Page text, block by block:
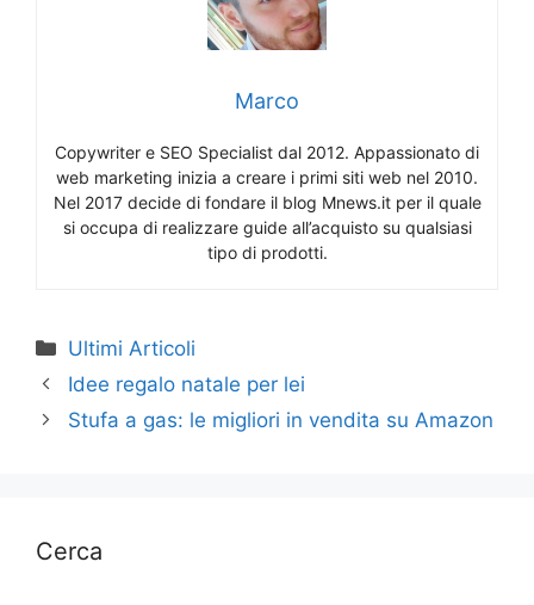
Marco
Copywriter e SEO Specialist dal 2012. Appassionato di
web marketing inizia a creare i primi siti web nel 2010.
Nel 2017 decide di fondare il blog Mnews.it per il quale
si occupa di realizzare guide all’acquisto su qualsiasi
tipo di prodotti.
Categorie
Ultimi Articoli
Idee regalo natale per lei
Stufa a gas: le migliori in vendita su Amazon
Cerca